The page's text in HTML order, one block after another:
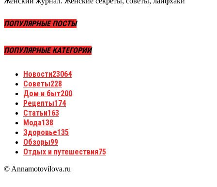
ПОПУЛЯРНЫЕ ПОСТЫ
ПОПУЛЯРНЫЕ КАТЕГОРИИ
Новости23064
Советы228
Дом и быт200
Рецепты174
Статьи163
Мода138
Здоровье135
Обзоры99
Отдых и путешествия75
© Annamotovilova.ru